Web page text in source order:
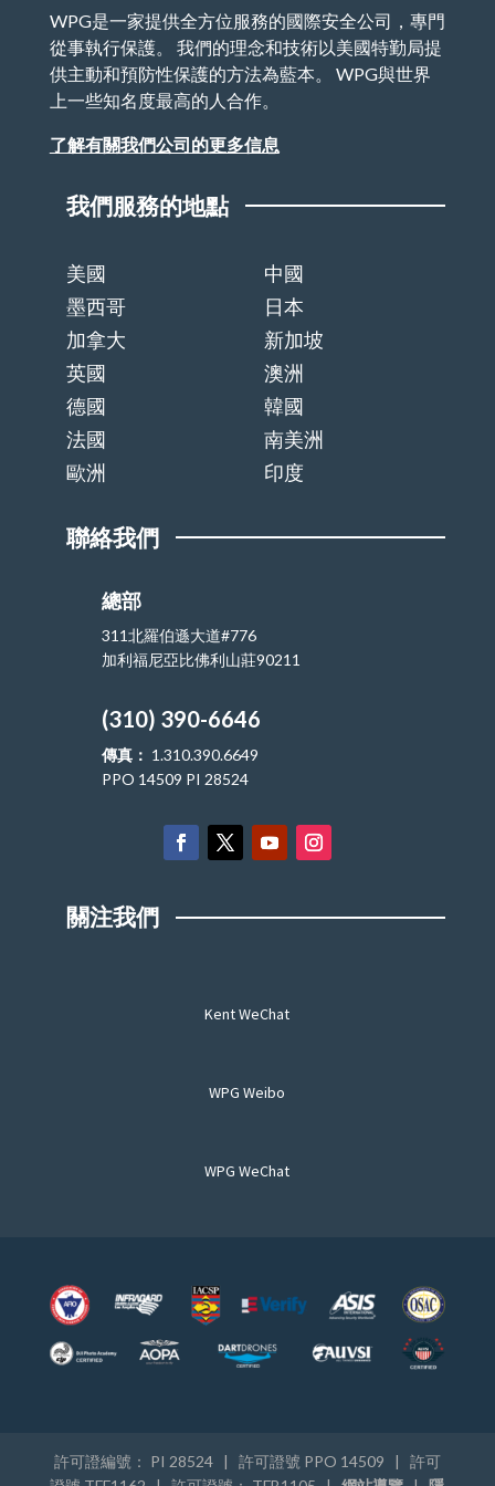
WPG是一家提供全方位服務的國際安全公司，專門
從事執行保護。 我們的理念和技術以美國特勤局提
供主動和預防性保護的方法為藍本。 WPG與世界
上一些知名度最高的人合作。
了解有關我們公司的更多信息
我們服務的地點
美國
中國
墨西哥
日本
加拿大
新加坡
英國
澳洲
德國
韓國
法國
南美洲
歐洲
印度
聯絡我們
總部
311北羅伯遜大道#776
加利福尼亞比佛利山莊90211
(310) 390-6646
傳真： 1.310.390.6649
PPO 14509 PI 28524
關注我們
Kent WeChat
WPG Weibo
WPG WeChat
許可證編號： PI 28524 | 許可證號 PPO 14509 | 許可